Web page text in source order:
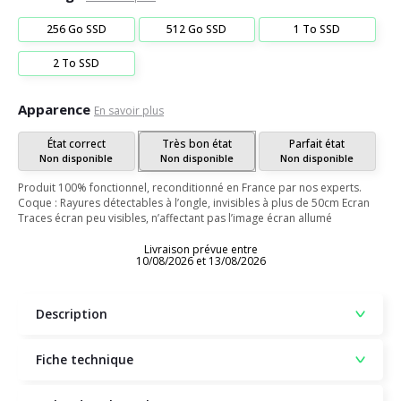
256 Go SSD 512 Go SSD 1 To SSD
2 To SSD
Apparence En savoir plus
État correct
Non disponible
Très bon état
Non disponible
Parfait état
Non disponible
Produit 100% fonctionnel, reconditionné en France par nos experts.
Coque : Rayures détectables à l’ongle, invisibles à plus de 50cm Ecran
Traces écran peu visibles, n’affectant pas l’image écran allumé
Livraison prévue entre
10/08/2026 et 13/08/2026
Description
Fiche technique